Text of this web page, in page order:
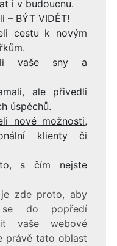
i v budoucnu.
– BÝT VIDĚT!
cestu k novým
vaše sny a
ale přivedli
úspěchů.
nové možnosti,
klienty či
s čím nejste
je zde proto, aby
do popředí
vaše webové
právě tato oblast